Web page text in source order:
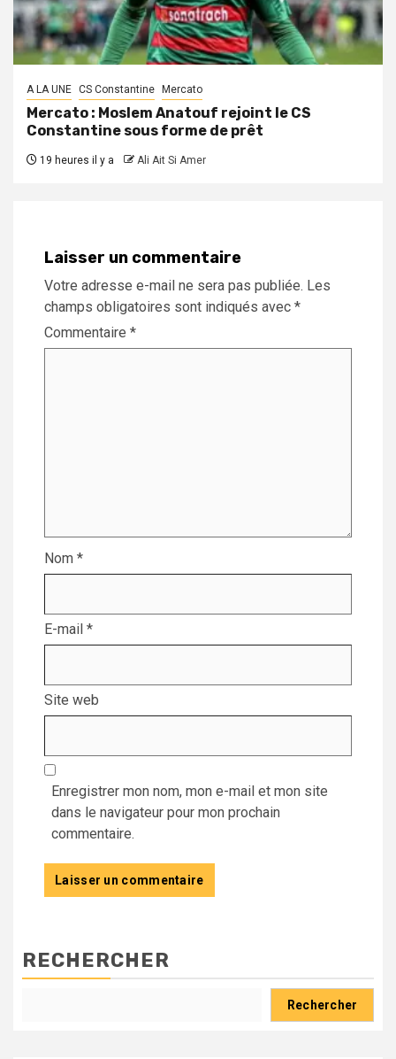
A LA UNE CS Constantine Mercato
Mercato : Moslem Anatouf rejoint le CS
Constantine sous forme de prêt
19 heures il y a Ali Ait Si Amer
Laisser un commentaire
Votre adresse e-mail ne sera pas publiée. Les
champs obligatoires sont indiqués avec *
Commentaire *
Nom *
E-mail *
Site web
Enregistrer mon nom, mon e-mail et mon site
dans le navigateur pour mon prochain
commentaire.
RECHERCHER
Rechercher